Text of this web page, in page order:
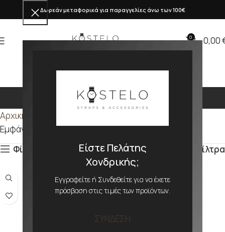
Είστε Πελάτης
Χονδρικής;
Εγγραφείτε ή Συνδεθείτε για να έχετε
πρόσβαση στις τιμές των προϊόντων.
ΣΥΝΔΕΣΗ
Δωρεάν μεταφορικά για παραγγελίες άνω των 100€
0 0,00
204mm
Αρχική σελίδα
Εμφάνιση του μοναδικού αποτελέσματος
Φίλτρα
Φίλτρα